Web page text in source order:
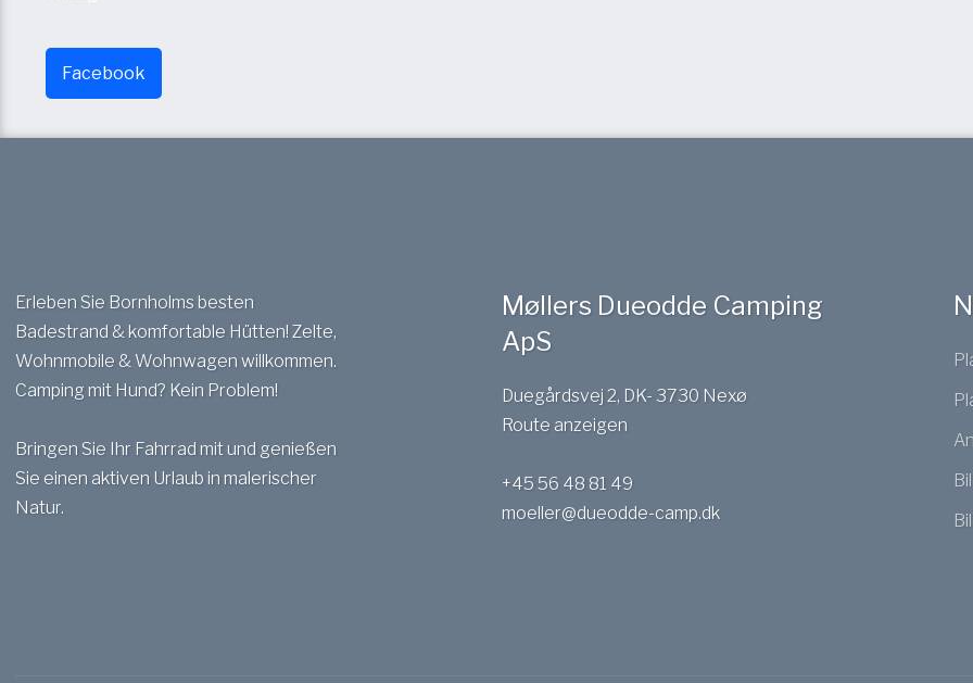
Facebook​
Erleben Sie Bornholms besten
Badestrand & komfortable Hütten! Zelte,
Wohnmobile & Wohnwagen willkommen.
Camping mit Hund? Kein Problem!
Bringen Sie Ihr Fahrrad mit und genießen
Sie einen aktiven Urlaub in malerischer
Natur.
Møllers Dueodde Camping
ApS
Duegårdsvej 2, DK- 3730 Nexø
Route anzeigen
+45 56 48 81 49
moeller@dueodde-camp.dk